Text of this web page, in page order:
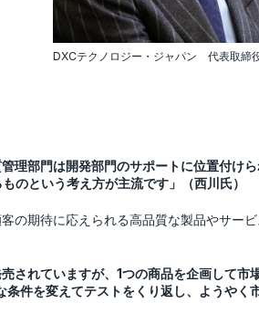
DXCテクノロジー・ジャパン 代表取締
理部門は開発部門のサポートに位置付け
のという考え方が主流です」（西川氏）
の期待に応えられる高品質な製品やサー
されていますが、1つの商品を企画して市
件を変えてテストをくり返し、ようやく